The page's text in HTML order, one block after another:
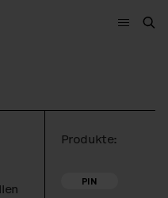
Menu
Produkte:
PIN